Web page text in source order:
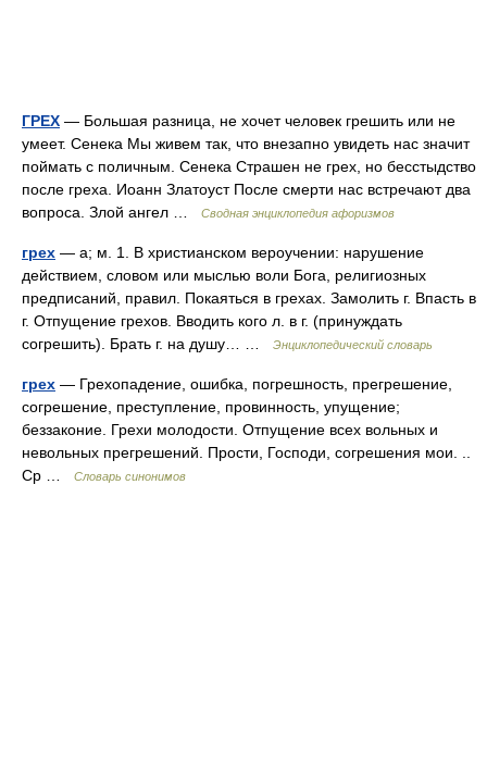
ГРЕХ — Большая разница, не хочет человек грешить или не
умеет. Сенека Мы живем так, что внезапно увидеть нас значит
поймать с поличным. Сенека Страшен не грех, но бесстыдство
после греха. Иоанн Златоуст После смерти нас встречают два
вопроса. Злой ангел …
Сводная энциклопедия афоризмов
грех — а; м. 1. В христианском вероучении: нарушение
действием, словом или мыслью воли Бога, религиозных
предписаний, правил. Покаяться в грехах. Замолить г. Впасть в
г. Отпущение грехов. Вводить кого л. в г. (принуждать
согрешить). Брать г. на душу… …
Энциклопедический словарь
грех — Грехопадение, ошибка, погрешность, прегрешение,
согрешение, преступление, провинность, упущение;
беззаконие. Грехи молодости. Отпущение всех вольных и
невольных прегрешений. Прости, Господи, согрешения мои. ..
Ср …
Словарь синонимов